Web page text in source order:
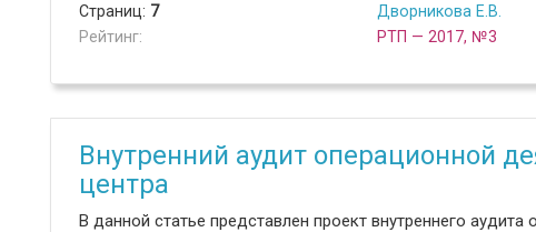
Страниц: 7
Рейтинг:
Дворникова Е.В.
РТП — 2017, №3
Внутренний аудит операционной
центра
В данной статье представлен проект внутреннего